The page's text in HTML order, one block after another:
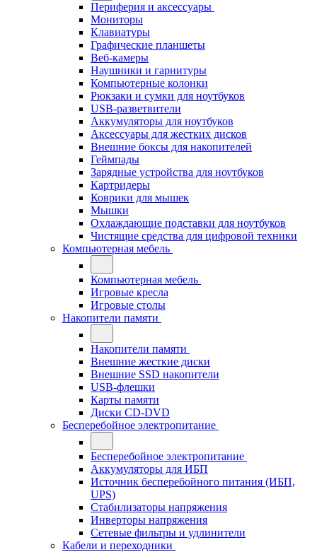
Периферия и аксессуары
Мониторы
Клавиатуры
Графические планшеты
Веб-камеры
Наушники и гарнитуры
Компьютерные колонки
Рюкзаки и сумки для ноутбуков
USB-разветвители
Аккумуляторы для ноутбуков
Аксессуары для жестких дисков
Внешние боксы для накопителей
Геймпады
Зарядные устройства для ноутбуков
Картридеры
Коврики для мышек
Мышки
Охлаждающие подставки для ноутбуков
Чистящие средства для цифровой техники
Компьютерная мебель
Компьютерная мебель
Игровые кресла
Игровые столы
Накопители памяти
Накопители памяти
Внешние жесткие диски
Внешние SSD накопители
USB-флешки
Карты памяти
Диски CD-DVD
Бесперебойное электропитание
Бесперебойное электропитание
Аккумуляторы для ИБП
Источник бесперебойного питания (ИБП,
UPS)
Стабилизаторы напряжения
Инверторы напряжения
Сетевые фильтры и удлинители
Кабели и переходники